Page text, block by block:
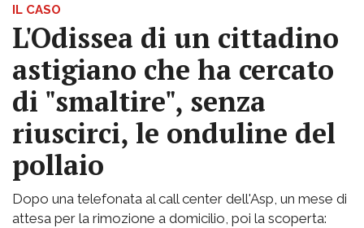
IL CASO
L'Odissea di un cittadino
astigiano che ha cercato
di "smaltire", senza
riuscirci, le onduline del
pollaio
Dopo una telefonata al call center dell'Asp, un mese di
attesa per la rimozione a domicilio, poi la scoperta: